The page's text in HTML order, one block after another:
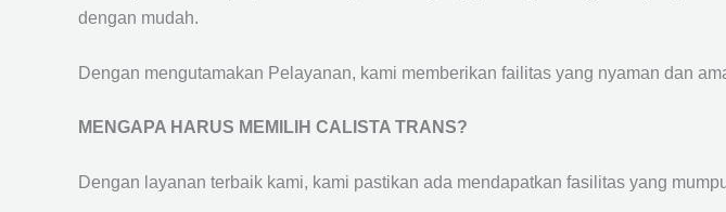
dengan mudah.
Dengan mengutamakan Pelayanan, kami memberikan failitas yang nyaman dan
MENGAPA HARUS MEMILIH CALISTA TRANS?
Dengan layanan terbaik kami, kami pastikan ada mendapatkan fasilitas yang